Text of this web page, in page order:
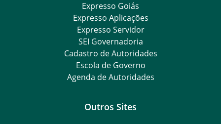
Expresso Goiás
Expresso Aplicações
Expresso Servidor
SEI Governadoria
Cadastro de Autoridades
Escola de Governo
Agenda de Autoridades
Outros Sites